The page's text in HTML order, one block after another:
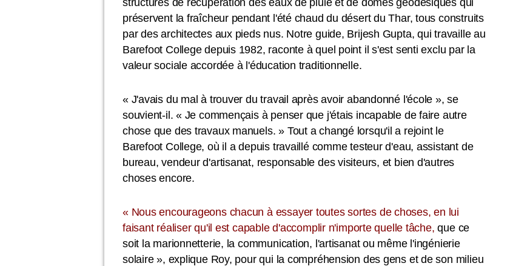
structures de récupération des eaux de pluie et de dômes géodésiques qui
préservent la fraîcheur pendant l'été chaud du désert du Thar, tous construits
par des architectes aux pieds nus. Notre guide, Brijesh Gupta, qui travaille au
Barefoot College depuis 1982, raconte à quel point il s'est senti exclu par la
valeur sociale accordée à l'éducation traditionnelle.
« J'avais du mal à trouver du travail après avoir abandonné l'école », se
souvient-il. « Je commençais à penser que j'étais incapable de faire autre
chose que des travaux manuels. » Tout a changé lorsqu'il a rejoint le
Barefoot College, où il a depuis travaillé comme testeur d'eau, assistant de
bureau, vendeur d'artisanat, responsable des visiteurs, et bien d'autres
choses encore.
« Nous encourageons chacun à essayer toutes sortes de choses, en lui
faisant réaliser qu'il est capable d'accomplir n'importe quelle tâche, que ce
soit la marionnetterie, la communication, l'artisanat ou même l'ingénierie
solaire », explique Roy, pour qui la compréhension des gens et de son milieu